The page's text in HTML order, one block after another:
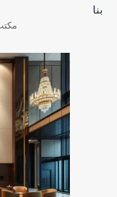
بنا
مكتب